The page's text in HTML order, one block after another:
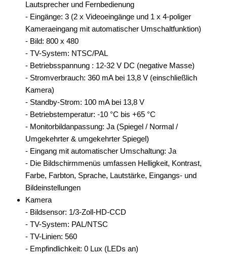
Lautsprecher und Fernbedienung
- Eingänge: 3 (2 x Videoeingänge und 1 x 4-poliger
Kameraeingang mit automatischer Umschaltfunktion)
- Bild: 800 x 480
- TV-System: NTSC/PAL
- Betriebsspannung : 12-32 V DC (negative Masse)
- Stromverbrauch: 360 mA bei 13,8 V (einschließlich
Kamera)
- Standby-Strom: 100 mA bei 13,8 V
- Betriebstemperatur: -10 °C bis +65 °C
- Monitorbildanpassung: Ja (Spiegel / Normal /
Umgekehrter & umgekehrter Spiegel)
- Eingang mit automatischer Umschaltung: Ja
- Die Bildschirmmenüs umfassen Helligkeit, Kontrast,
Farbe, Farbton, Sprache, Lautstärke, Eingangs- und
Bildeinstellungen
Kamera
- Bildsensor: 1/3-Zoll-HD-CCD
- TV-System: PAL/NTSC
- TV-Linien: 560
- Empfindlichkeit: 0 Lux (LEDs an)